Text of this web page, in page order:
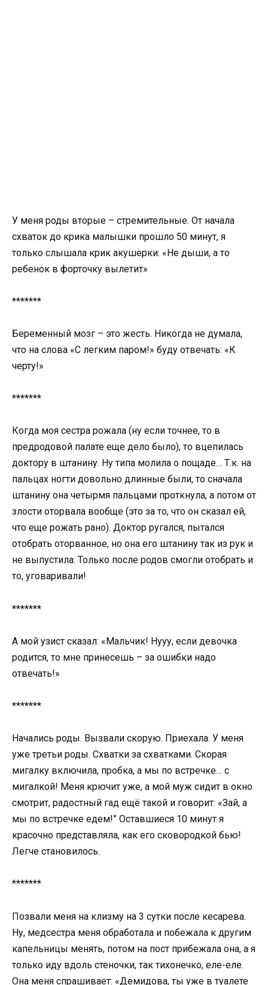
У меня роды вторые – стремительные. От начала
схваток до крика малышки прошло 50 минут, я
только слышала крик акушерки: «Не дыши, а то
ребенок в форточку вылетит»
*******
Беременный мозг – это жесть. Никогда не думала,
что на слова «С легким паром!» буду отвечать: «К
черту!»
*******
Когда моя сестра рожала (ну если точнее, то в
предродовой палате еще дело было), то вцепилась
доктору в штанину. Ну типа молила о пощаде… Т.к. на
пальцах ногти довольно длинные были, то сначала
штанину она четырмя пальцами проткнула, а потом от
злости оторвала вообще (это за то, что он сказал ей,
что еще рожать рано). Доктор ругался, пытался
отобрать оторванное, но она его штанину так из рук и
не выпустила. Только после родов смогли отобрать и
то, уговаривали!
*******
А мой узист сказал: «Мальчик! Нууу, если девочка
родится, то мне принесешь – за ошибки надо
отвечать!»
*******
Начались роды. Вызвали скорую. Приехала. У меня
уже третьи роды. Схватки за схватками. Скорая
мигалку включила, пробка, а мы по встречке… с
мигалкой! Меня крючит уже, а мой муж сидит в окно
смотрит, радостный гад ещё такой и говорит: «Зай, а
мы по встречке едем!” Оставшиеся 10 минут я
красочно представляла, как его сковородкой бью!
Легче становилось.
*******
Позвали меня на клизму на 3 сутки после кесарева.
Ну, медсестра меня обработала и побежала к другим
капельницы менять, потом на пост прибежала она, а я
только иду вдоль стеночки, так тихонечко, еле-еле.
Она меня спрашивает: «Демидова, ты уже в туалете